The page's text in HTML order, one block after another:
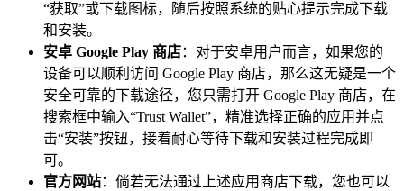
“获取”或下载图标，随后按照系统的贴心提示完成下载
和安装。
安卓 Google Play 商店：对于安卓用户而言，如果您的
设备可以顺利访问 Google Play 商店，那么这无疑是一个
安全可靠的下载途径，您只需打开 Google Play 商店，在
搜索框中输入“Trust Wallet”，精准选择正确的应用并点
击“安装”按钮，接着耐心等待下载和安装过程完成即
可。
官方网站：倘若无法通过上述应用商店下载，您也可以